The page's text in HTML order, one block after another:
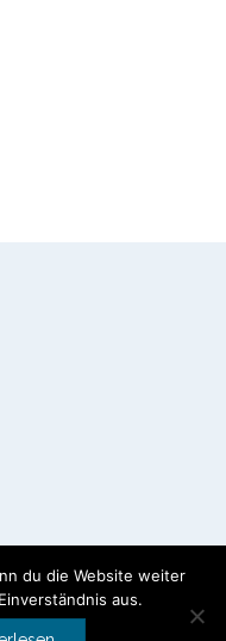
Box
du die Website weiter
aus.